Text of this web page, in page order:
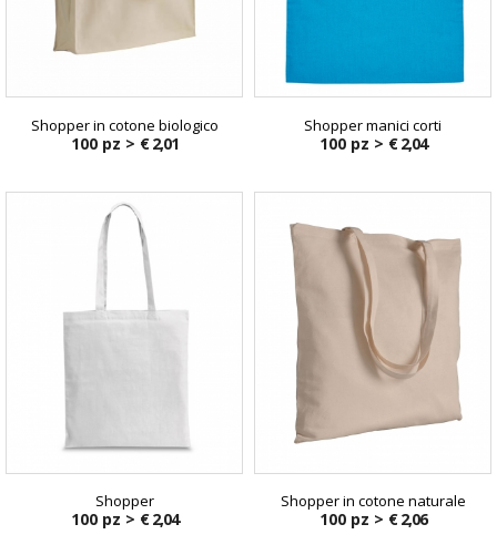
Shopper in cotone biologico
100 pz > € 2,01
Shopper manici corti
100 pz > € 2,04
Shopper
100 pz > € 2,04
Shopper in cotone naturale
100 pz > € 2,06